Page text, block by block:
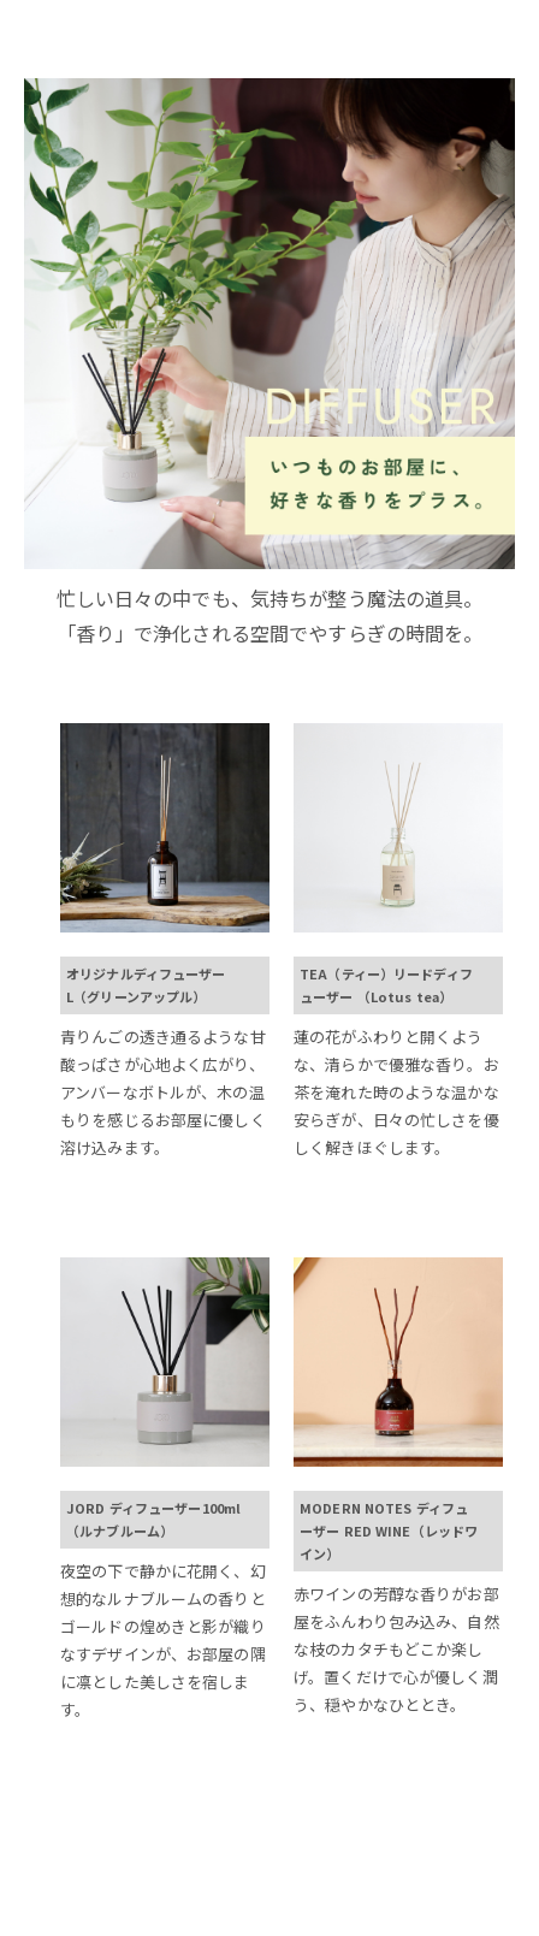
忙しい日々の中でも、気持ちが整う魔法の道具。
「香り」で浄化される空間でやすらぎの時間を。
オリジナルディフューザー
L（グリーンアップル）
青りんごの透き通るような甘
酸っぱさが心地よく広がり、
アンバーなボトルが、木の温
もりを感じるお部屋に優しく
溶け込みます。
TEA（ティー）リードディフ
ューザー （Lotus tea）
蓮の花がふわりと開くよう
な、清らかで優雅な香り。お
茶を淹れた時のような温かな
安らぎが、日々の忙しさを優
しく解きほぐします。
JORD ディフューザー100ml
（ルナブルーム）
夜空の下で静かに花開く、幻
想的なルナブルームの香りと
ゴールドの煌めきと影が織り
なすデザインが、お部屋の隅
に凛とした美しさを宿しま
す。
MODERN NOTES ディフュ
ーザー RED WINE（レッドワ
イン）
赤ワインの芳醇な香りがお部
屋をふんわり包み込み、自然
な枝のカタチもどこか楽し
げ。置くだけで心が優しく潤
う、穏やかなひととき。